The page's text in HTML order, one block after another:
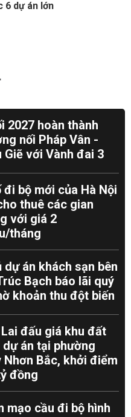
6 dự án lớn
2027 hoàn thành
nối Pháp Vân -
Giẽ với Vành đai 3
đi bộ mới của Hà Nội
thuê các gian
với giá 2
tháng
dự án khách sạn bên
Bạch báo lãi quý
khoản thu đột biến
Lai đấu giá khu đất
dự án tại phường
Nhơn Bắc, khởi điểm
đồng
mạo cầu đi bộ hình